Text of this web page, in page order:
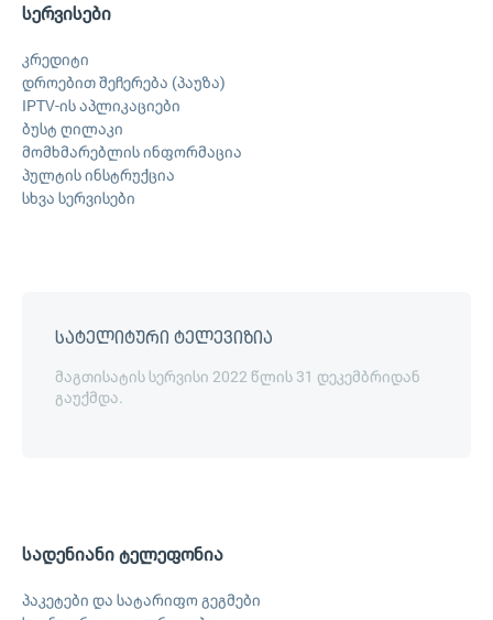
სერვისები
კრედიტი
დროებით შეჩერება (პაუზა)
IPTV-ის აპლიკაციები
ბუსტ ღილაკი
მომხმარებლის ინფორმაცია
პულტის ინსტრუქცია
სხვა სერვისები
სატელიტური ტელევიზია
მაგთისატის სერვისი 2022 წლის 31 დეკემბრიდან
გაუქმდა.
სადენიანი ტელეფონია
პაკეტები და სატარიფო გეგმები